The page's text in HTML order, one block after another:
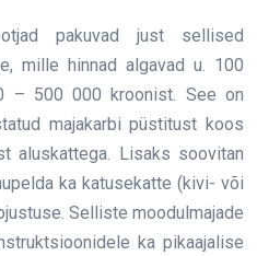
pakuvad just sellised
mille hinnad algavad u. 100
– 500 000 kroonist. See on
majakarbi püstitust koos
aluskattega. Lisaks soovitan
ka katusekatte (kivi- või
Selliste moodulmajade
ka pikaajalise